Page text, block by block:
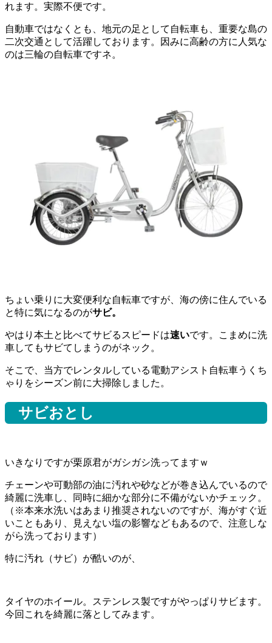
れます。実際不便です。
自動車ではなくとも、地元の足として自転車も、重要な島の
二次交通として活躍しております。因みに高齢の方に人気な
のは三輪の自転車ですネ。
ちょい乗りに大変便利な自転車ですが、海の傍に住んでいる
と特に気になるのがサビ。
やはり本土と比べてサビるスピードは速いです。こまめに洗
車してもサビてしまうのがネック。
そこで、当方でレンタルしている電動アシスト自転車うくち
ゃりをシーズン前に大掃除しました。
サビおとし
いきなりですが栗原君がガシガシ洗ってますｗ
チェーンや可動部の油に汚れや砂などが巻き込んでいるので
綺麗に洗車し、同時に細かな部分に不備がないかチェック。
（※本来水洗いはあまり推奨されないのですが、海がすぐ近
いこともあり、見えない塩の影響などもあるので、注意しな
がら洗っております）
特に汚れ（サビ）が酷いのが、
タイヤのホイール。ステンレス製ですがやっぱりサビます。
今回これを綺麗に落としてみます。